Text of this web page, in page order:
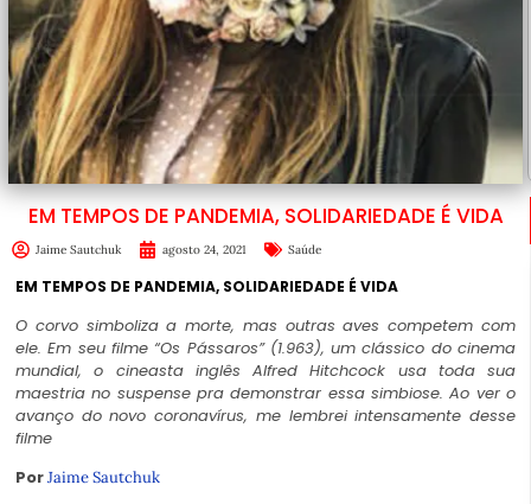
EM TEMPOS DE PANDEMIA, SOLIDARIEDADE É VIDA
Jaime Sautchuk agosto 24, 2021 Saúde
EM TEMPOS DE PANDEMIA, SOLIDARIEDADE É VIDA
O corvo simboliza a morte, mas outras aves competem com
ele. Em seu filme “Os Pássaros” (1.963), um clássico do cinema
mundial, o cineasta inglês Alfred Hitchcock usa toda sua
maestria no suspense pra demonstrar essa simbiose. Ao ver o
avanço do novo coronavírus, me lembrei intensamente desse
filme
PorJaime Sautchuk